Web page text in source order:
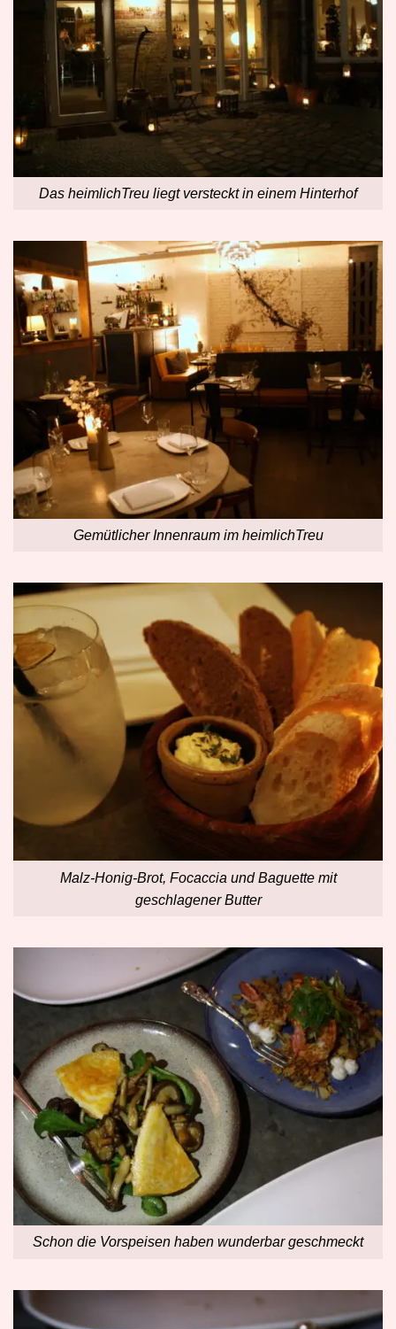
Das heimlichTreu liegt versteckt in einem Hinterhof
Gemütlicher Innenraum im heimlichTreu
Malz-Honig-Brot, Focaccia und Baguette mit
geschlagener Butter
Schon die Vorspeisen haben wunderbar geschmeckt